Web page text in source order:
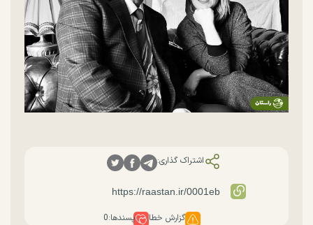
اشتراک گذاری:
گزارش خطا پسندها:0